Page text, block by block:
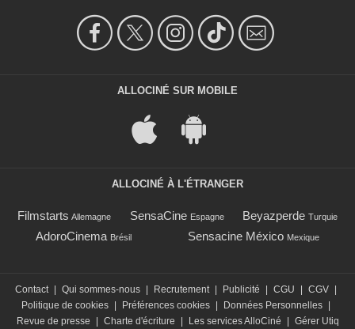
ALLOCINÉ SUR MOBILE
ALLOCINÉ À L'ÉTRANGER
Filmstarts Allemagne SensaCine Espagne Beyazperde Turquie
AdoroCinema Brésil Sensacine México Mexique
Contact Qui sommes-nous Recrutement Publicité CGU CGV
Politique de cookies
Préférences cookies Données Personnelles
Revue de presse
Charte d'écriture Les services AlloCiné Gérer Utiq